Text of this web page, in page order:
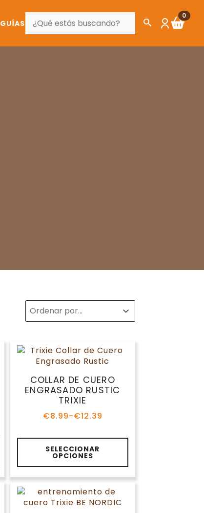
GUÍAS
0
SortSort content
Sort content
COLLAR DE CUERO
ENGRASADO RUSTIC
TRIXIE
€8.99-€12.39
Rango
precios:
desde
€8.99
hasta
€12.39
SELECCIONAR
OPCIONES
Este
producto
tiene
múltiples
variantes.
Las
opciones